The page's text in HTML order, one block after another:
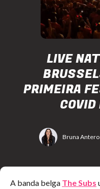
LIVE
PRIMEIRA
Bruna Antero
A banda belga The Subs